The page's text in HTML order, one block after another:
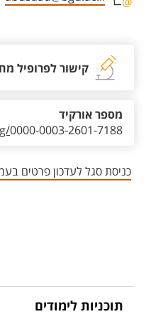
קישור לפרופיל
0000-0003-2601-7188
מספר אורקיד
כניסת סגל לעדכון פרטים
תוכניות לימודים